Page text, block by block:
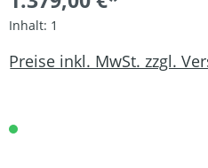
Inhalt: 1
Preise inkl. MwSt. zzgl.